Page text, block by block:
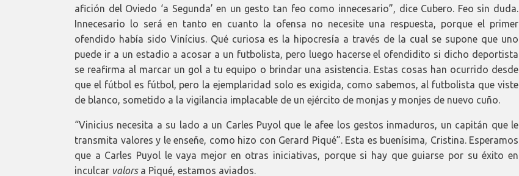
afición del Oviedo ‘a Segunda’ en un gesto tan feo como innecesario”, dice Cubero. Feo sin duda.
Innecesario lo será en tanto en cuanto la ofensa no necesite una respuesta, porque el primer
ofendido había sido Vinícius. Qué curiosa es la hipocresía a través de la cual se supone que uno
puede ir a un estadio a acosar a un futbolista, pero luego hacerse el ofendidito si dicho deportista
se reafirma al marcar un gol a tu equipo o brindar una asistencia. Estas cosas han ocurrido desde
que el fútbol es fútbol, pero la ejemplaridad solo es exigida, como sabemos, al futbolista que viste
de blanco, sometido a la vigilancia implacable de un ejército de monjas y monjes de nuevo cuño.
“Vinicius necesita a su lado a un Carles Puyol que le afee los gestos inmaduros, un capitán que le
transmita valores y le enseñe, como hizo con Gerard Piqué”. Esta es buenísima, Cristina. Esperamos
que a Carles Puyol le vaya mejor en otras iniciativas, porque si hay que guiarse por su éxito en
inculcar valorsa Piqué, estamos aviados.